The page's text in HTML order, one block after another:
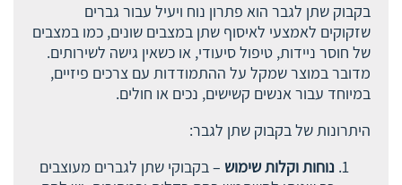
בקבוק שתן לגבר הוא פתרון נוח ויעיל עבור גברים
שזקוקים לאמצעי לאיסוף שתן במצבים שונים, כמו במצבים
של חוסר ניידות, טיפול סיעודי, או כשאין גישה לשירותים.
מדובר במוצר שמקל על ההתמודדות עם צרכים פיזיים,
במיוחד עבור אנשים קשישים, נכים או חולים.
היתרונות של בקבוק שתן לגבר:
נוחות וקלות שימוש – בקבוקי שתן לגברים מעוצבים